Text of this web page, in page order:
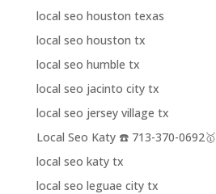
local seo houston texas
local seo houston tx
local seo humble tx
local seo jacinto city tx
local seo jersey village tx
Local Seo Katy ☎️ 713-370-0692🥇
local seo katy tx
local seo leguae city tx